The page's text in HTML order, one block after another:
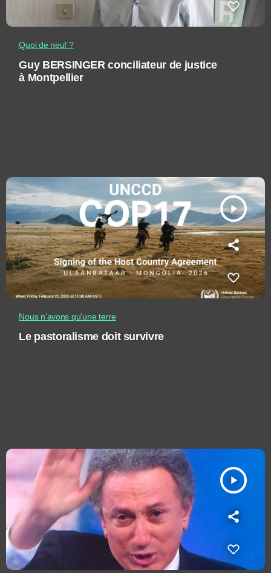
Quoi de neuf ?
Guy BERSINGER conciliateur de justice
à Montpellier
play_arrow
Nous n'avons qu'une terre
Le pastoralisme doit survivre
play_arrow